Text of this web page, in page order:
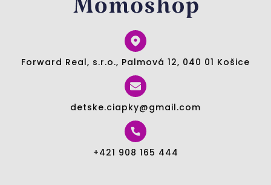
Forward Real, s.r.o., Palmová 12, 040 01 Košice
detske.ciapky@gmail.com
+421 908 165 444